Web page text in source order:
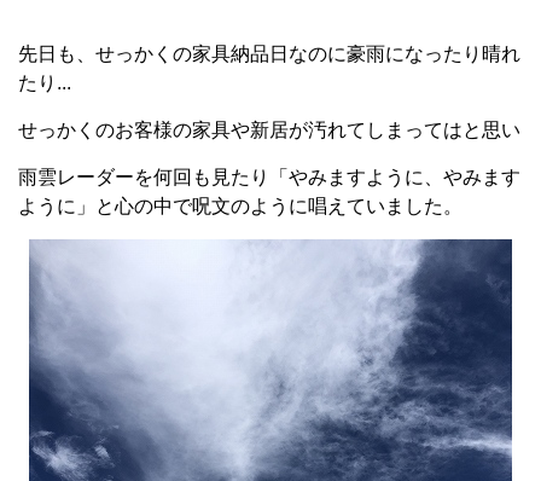
先日も、せっかくの家具納品日なのに豪雨になったり晴れ
たり...
せっかくのお客様の家具や新居が汚れてしまってはと思い
雨雲レーダーを何回も見たり「やみますように、やみます
ように」と心の中で呪文のように唱えていました。